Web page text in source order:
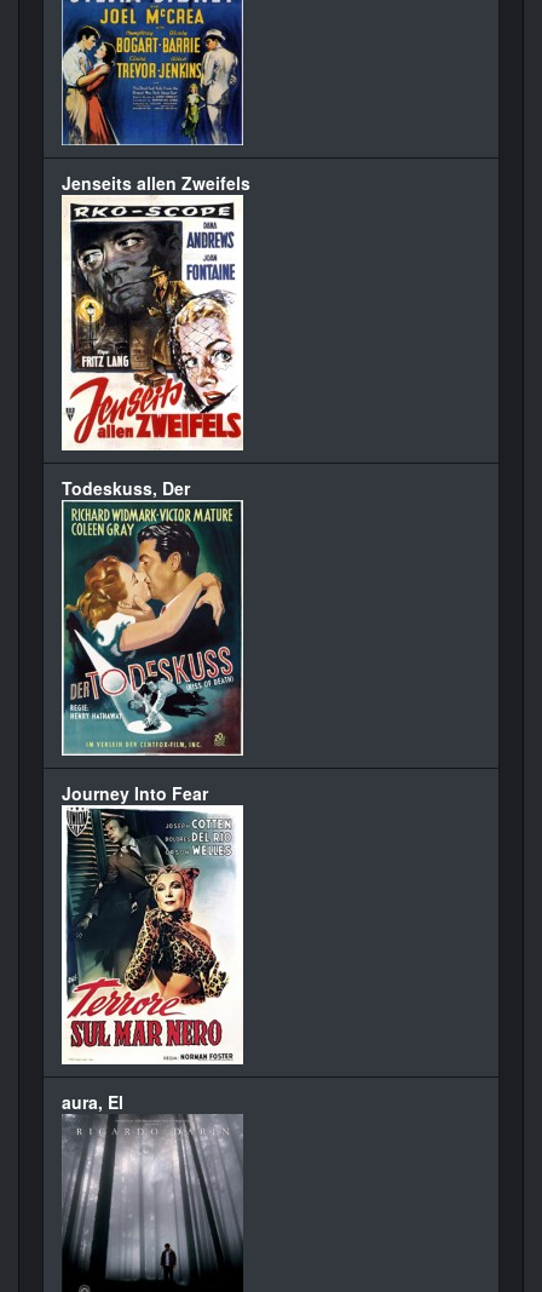
Jenseits allen Zweifels
Todeskuss, Der
Journey Into Fear
aura, El